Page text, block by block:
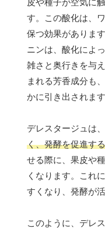
皮や種子が空気に
す。この酸化は、
保つ効果がありま
ニンは、酸化によ
雑さと奥行きを与
まれる芳香成分も
かに引き出されます
デレスタージュは、
く、発酵を促進す
せる際に、果皮や
くなります。これ
すくなり、発酵が
このように、デレ